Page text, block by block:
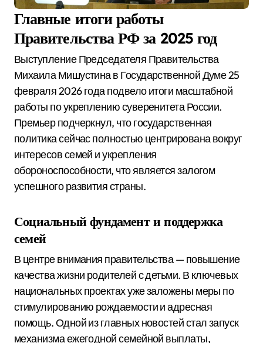
Главные итоги работы
Правительства РФ за 2025 год
Выступление Председателя Правительства
Михаила Мишустина в Государственной Думе 25
февраля 2026 года подвело итоги масштабной
работы по укреплению суверенитета России.
Премьер подчеркнул, что государственная
политика сейчас полностью центрирована вокруг
интересов семей и укрепления
обороноспособности, что является залогом
успешного развития страны.
Социальный фундамент и поддержка
семей
В центре внимания правительства — повышение
качества жизни родителей с детьми. В ключевых
национальных проектах уже заложены меры по
стимулированию рождаемости и адресная
помощь. Одной из главных новостей стал запуск
механизма ежегодной семейной выплаты,